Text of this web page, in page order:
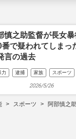
慎之助監督が長女
で疑われてしまっ
言の過去
力 逮捕 家族 スポーツ
2026/5/26
スポーツ 阿部慎之助